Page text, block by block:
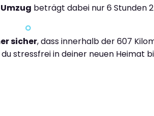
beträgt dabei nur 6 Stunden
sicher, dass innerhalb der 607
stressfrei in deiner neuen Heimat